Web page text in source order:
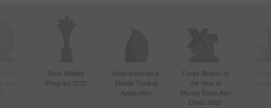
Best Affiliate
Program 2020
Most Innovative
Mobile Trading
Application
Forex Broker of
the Year di
Money Expo Abu
Dhabi 2025